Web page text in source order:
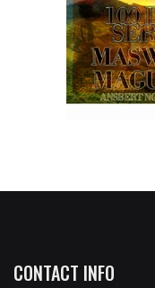
CONTACT INFO